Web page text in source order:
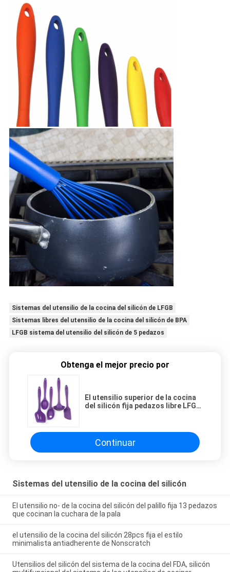
Sistemas del utensilio de la cocina del silicón de LFGB
Sistemas libres del utensilio de la cocina del silicón de BPA
LFGB sistema del utensilio del silicón de 5 pedazos
Obtenga el mejor precio por
El utensilio superior de la cocina
del silicón fija pedazos libre LFGB
Continuar
Sistemas del utensilio de la cocina del silicón
El utensilio no- de la cocina del silicón del palillo fija 13 pedazos
que cocinan la cuchara de la pala
el utensilio de la cocina del silicón 28pcs fija el estilo
minimalista antiadherente de Nonscratch
Utensilios del silicón del sistema de la cocina del FDA, silicón